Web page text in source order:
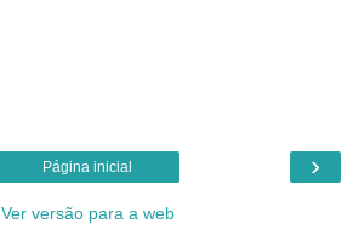
›
Página inicial
Ver versão para a web